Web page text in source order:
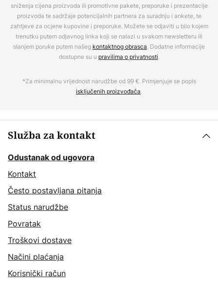
sniženja cijena proizvoda ili promotivne pakete, preporuke i prezentacije
proizvoda te sadržaje potencijalnih partnera za suradnju i ankete, te
zahtjeve za ocjene kupovine i preporuke. Možete se odjaviti u bilo kojem
trenutku putem odjavnog linka koji se nalazi u svakom newsletteru ili
slanjem poruke putem našeg kontaktnog obrasca. Dodatne informacije
dostupne su u pravilima o privatnosti.
*Za minimalnu vrijednost narudžbe od 99 €. Primjenjuje se popis
isključenih proizvođača.
Služba za kontakt
Odustanak od ugovora
Kontakt
Često postavljana pitanja
Status narudžbe
Povratak
Troškovi dostave
Načini plaćanja
Korisnički račun